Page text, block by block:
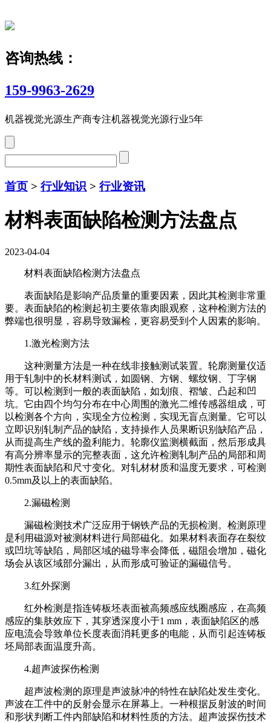
咨询热线：
159-9963-2629
机器视觉光源生产商专注机器视觉光源行业5年
首页 > 行业知识 > 行业资讯
材料表面缺陷检测方法盘点
2023-04-04
材料表面缺陷检测方法盘点
表面缺陷是影响产品质量的重要因素，因此其检测非常重
要。表面缺陷的检测起初主要依靠肉眼观察，这种检测方法的
弊端也很明显，容易导致漏检，更容易受到个人因素的影响。
1.激光检测方法
这种测量方法是一种在线非接触测试装置。轮廓测量仪适
用于轧制中的长材料测试，如圆钢、方钢、螺纹钢、丁字钢
等。可以检测到一般的表面缺陷，如划痕、褶皱、凸起和凹
坑。它由四个均匀分布在中心周围的激光二维传感器组成，可
以检测各个方向，实现全方位检测，实现无盲点测量。它可以
立即识别轧制产品的缺陷，支持操作人员果断识别缺陷产品，
从而提高生产线的盈利能力。轮廓仪监测横截面，然后形成具
有高分辨率显示的完整表面，这允许检测轧制产品的局部和周
期性表面缺陷和尺寸变化。对轧材材质和温度无要求，可检测
0.5mm及以上的表面缺陷。
2.漏磁检测
漏磁检测技术广泛应用于钢铁产品的无损检测。检测原理
是利用磁源对被测材料进行局部磁化。如果材料表面存在裂纹
或凹坑等缺陷，局部区域的磁导率会降低，磁阻会增加，磁化
场会从该区域部分漏出，从而形成可验证的漏磁信号。
3.红外探测
红外检测是指连铸板坯表面被高频感应线圈感应，在高频
感应的集肤效应下，其穿透深度小于1 mm，表面缺陷区的感
应电流会导致单位长度表面消耗更多的电能，从而引起连铸板
坯局部表面温度升高。
4.超声波探伤检测
超声波检测的原理是声波脉冲的特性在缺陷处发生变化。
声波在工件中的反射会显示在屏幕上。一种根据反射波的时间
和形状判断工件内部缺陷和材料性质的方法。超声波探伤技术